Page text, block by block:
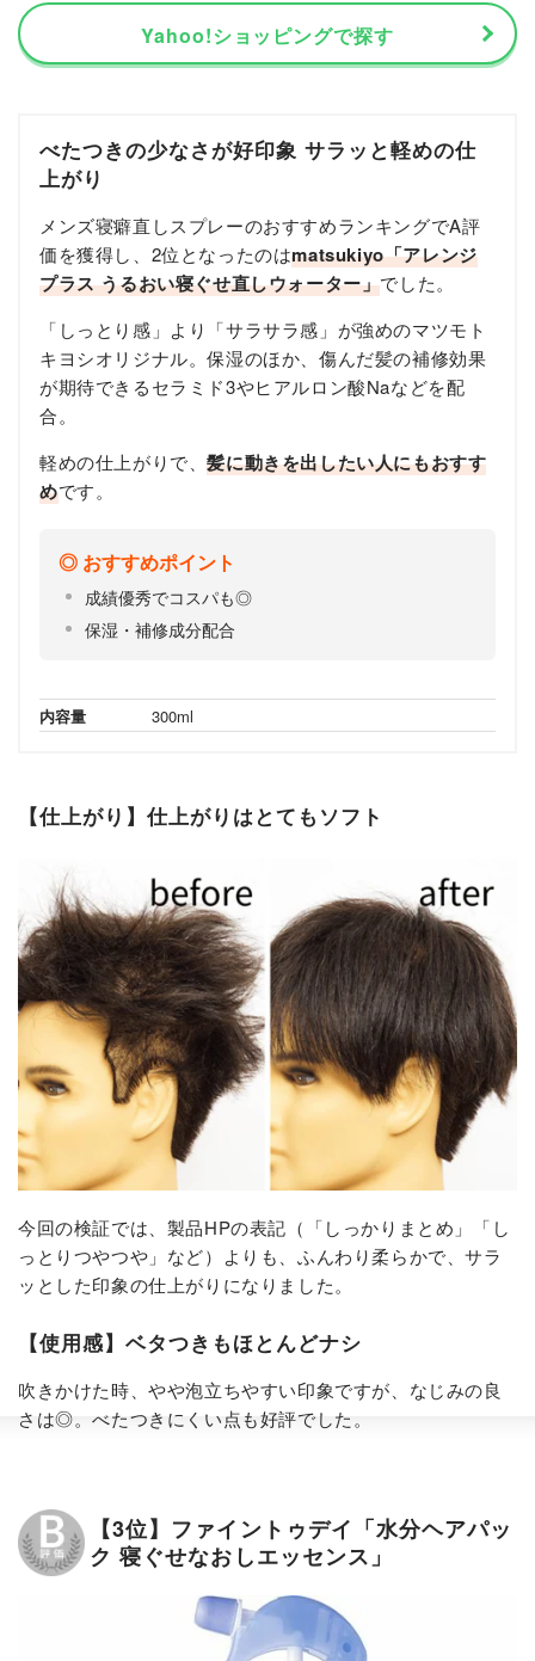
Yahoo!ショッピングで探す
べたつきの少なさが好印象 サラッと軽めの仕
上がり
メンズ寝癖直しスプレーのおすすめランキングでA評
価を獲得し、2位となったのはmatsukiyo「アレンジ
プラス うるおい寝ぐせ直しウォーター」でした。
「しっとり感」より「サラサラ感」が強めのマツモト
キヨシオリジナル。保湿のほか、傷んだ髪の補修効果
が期待できるセラミド3やヒアルロン酸Naなどを配
合。
軽めの仕上がりで、髪に動きを出したい人にもおすす
めです。
おすすめポイント
成績優秀でコスパも◎
保湿・補修成分配合
内容量 300ml
【仕上がり】仕上がりはとてもソフト
今回の検証では、製品HPの表記（「しっかりまとめ」「し
っとりつやつや」など）よりも、ふんわり柔らかで、サラ
ッとした印象の仕上がりになりました。
【使用感】ベタつきもほとんどナシ
吹きかけた時、やや泡立ちやすい印象ですが、なじみの良
さは◎。べたつきにくい点も好評でした。
【3位】ファイントゥデイ「水分ヘアパッ
ク 寝ぐせなおしエッセンス」